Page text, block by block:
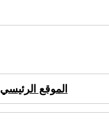
الموقع الرئيسي